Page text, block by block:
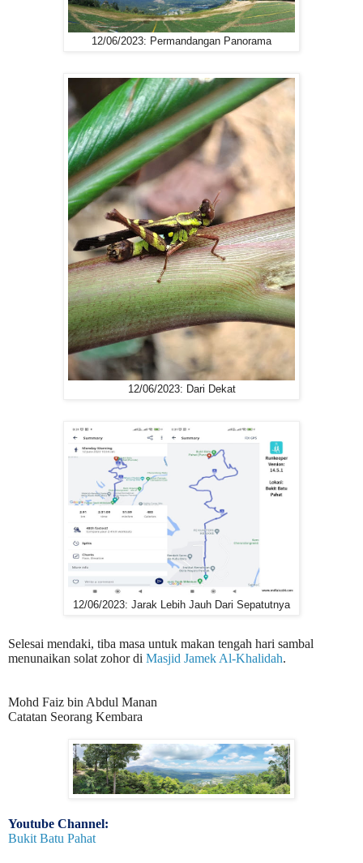
12/06/2023: Permandangan Panorama
12/06/2023: Dari Dekat
12/06/2023: Jarak Lebih Jauh Dari Sepatutnya
Selesai mendaki, tiba masa untuk makan tengah hari sambal
menunaikan solat zohor di Masjid Jamek Al-Khalidah.
Mohd Faiz bin Abdul Manan
Catatan Seorang Kembara
Youtube Channel:
Bukit Batu Pahat